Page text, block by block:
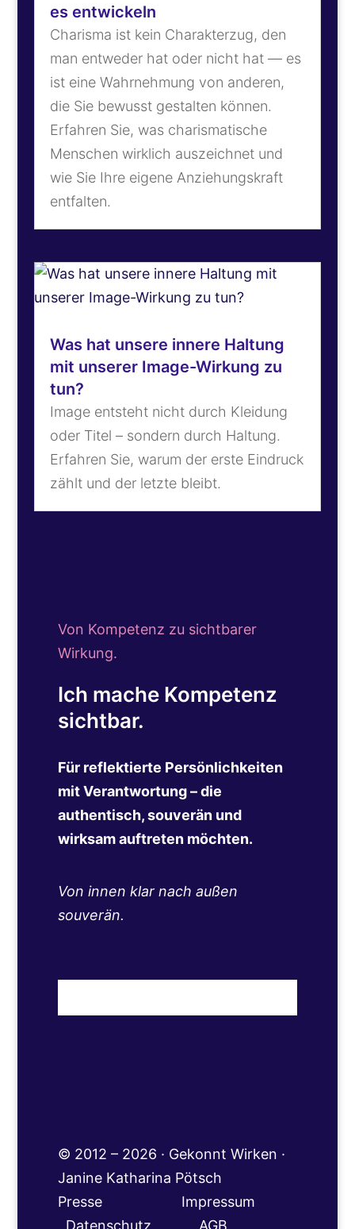
es entwickeln
Charisma ist kein Charakterzug, den
man entweder hat oder nicht hat — es
ist eine Wahrnehmung von anderen,
die Sie bewusst gestalten können.
Erfahren Sie, was charismatische
Menschen wirklich auszeichnet und
wie Sie Ihre eigene Anziehungskraft
entfalten.
Was hat unsere innere Haltung
mit unserer Image-Wirkung zu
tun?
Image entsteht nicht durch Kleidung
oder Titel – sondern durch Haltung.
Erfahren Sie, warum der erste Eindruck
zählt und der letzte bleibt.
Von Kompetenz zu sichtbarer
Wirkung.
Ich mache Kompetenz
sichtbar.
Für reflektierte Persönlichkeiten
mit Verantwortung – die
authentisch, souverän und
wirksam auftreten möchten.
Von innen klar nach außen
souverän.
© 2012 – 2026 · Gekonnt Wirken ·
Janine Katharina Pötsch
Presse
Impressum
Datenschutz AGB